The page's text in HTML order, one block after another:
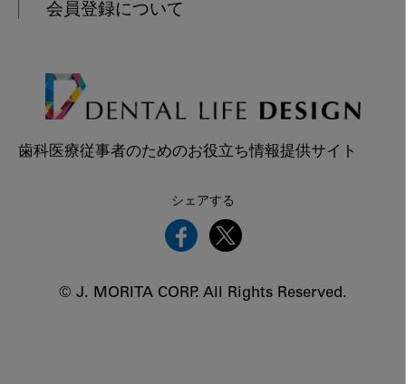
会員登録について
歯科医療従事者のためのお役立ち情報提供サイト
シェアする
© J. MORITA CORP. All Rights Reserved.